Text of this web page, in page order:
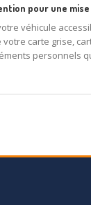
pour une
véhicule
carte grise,
personnels